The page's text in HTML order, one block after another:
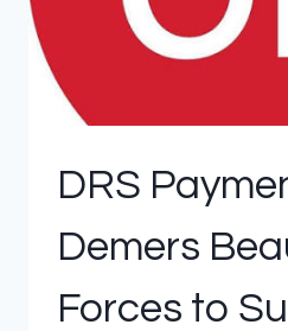
DRS
Demers
Forces to